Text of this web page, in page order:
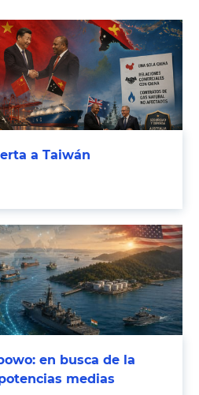
a Taiwán
en busca de la
medias